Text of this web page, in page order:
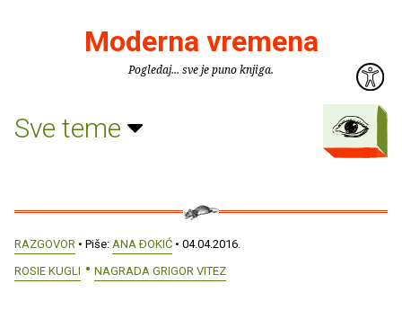
Moderna vremena
Pogledaj... sve je puno knjiga.
Sve teme
RAZGOVOR • Piše: ANA ÐOKIĆ • 04.04.2016.
ROSIE KUGLI
NAGRADA GRIGOR VITEZ